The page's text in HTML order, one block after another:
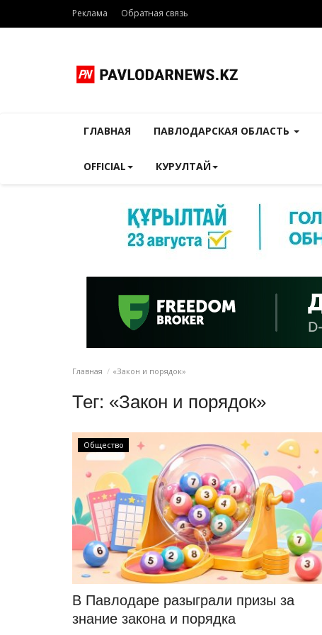
Реклама Обратная связь
ГЛАВНАЯ ПАВЛОДАРСКАЯ ОБЛАСТЬ
OFFICIAL КУРУЛТАЙ
Главная «Закон и порядок»
Тег: «Закон и порядок»
Общество
В Павлодаре разыграли призы за
знание закона и порядка